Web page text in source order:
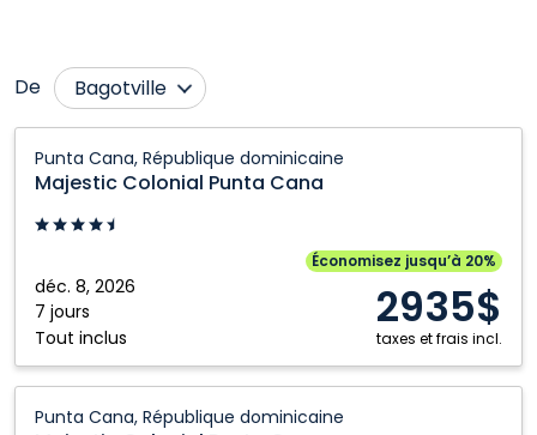
De
Bagotville
Comox
Edmonton
Grande Prairie
Halifax
Kamloops
Kelowna
Regina
Saskatoon
Toronto
Vancouver
Punta Cana, République dominicaine
Majestic Colonial Punta Cana
déc. 8, 2026
7 jours
Tout inclus
Économisez jusqu’à 20%
2935$
taxes et frais incl.
Colonial
Punta
Cana:
Cana,
République
dominicaine
Punta Cana, République dominicaine
Colonial